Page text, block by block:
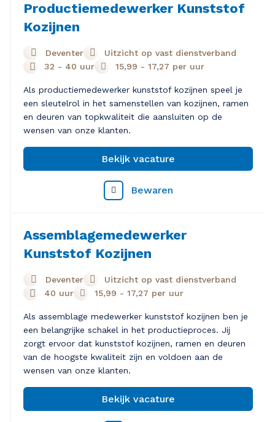
Productiemedewerker Kunststof
Kozijnen
Deventer
Uitzicht op vast dienstverband
32 - 40 uur
15,99 - 17,27 per uur
Als productiemedewerker kunststof kozijnen speel je
een sleutelrol in het samenstellen van kozijnen, ramen
en deuren van topkwaliteit die aansluiten op de
wensen van onze klanten.
Bekijk vacature
Bewaren
Assemblagemedewerker
Kunststof Kozijnen
Deventer
Uitzicht op vast dienstverband
40 uur
15,99 - 17,27 per uur
Als assemblage medewerker kunststof kozijnen ben je
een belangrijke schakel in het productieproces. Jij
zorgt ervoor dat kunststof kozijnen, ramen en deuren
van de hoogste kwaliteit zijn en voldoen aan de
wensen van onze klanten.
Bekijk vacature